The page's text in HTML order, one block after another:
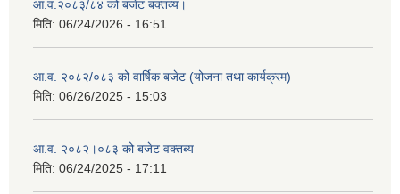
आ.व.२०८३/८४ को बजेट बक्तव्य।
मिति: 06/24/2026 - 16:51
आ.व. २०८२/०८३ को वार्षिक बजेट (योजना तथा कार्यक्रम)
मिति: 06/26/2025 - 15:03
आ.व. २०८२।०८३ को बजेट वक्तब्य
मिति: 06/24/2025 - 17:11